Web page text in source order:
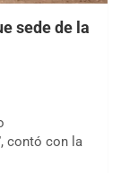
sede de la
contó con la